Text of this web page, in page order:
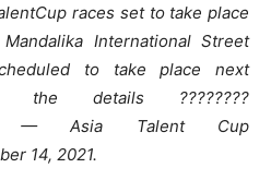
races set to take place
International Street
to take place next
the details ????????
— Asia Talent Cup
14, 2021.